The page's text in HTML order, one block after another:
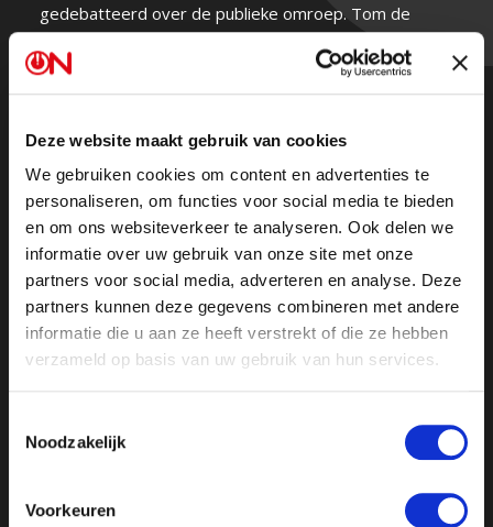
Deze website maakt gebruik van cookies
We gebruiken cookies om content en advertenties te
personaliseren, om functies voor social media te bieden
en om ons websiteverkeer te analyseren. Ook delen we
informatie over uw gebruik van onze site met onze
partners voor social media, adverteren en analyse. Deze
partners kunnen deze gegevens combineren met andere
informatie die u aan ze heeft verstrekt of die ze hebben
verzameld op basis van uw gebruik van hun services.
Noodzakelijk
Voorkeuren
gedebatteerd over de publieke omroep. Tom de
voor Ongehoord Nederland?
Pepijn van Houwelingen is helder: “ON! is het meest
correct van alle omroepen. Er zijn zo veel voorbeelden
van desinformatie die verspreid wordt op de publieke
omroep.”